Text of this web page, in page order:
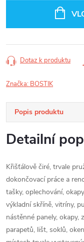
Dotaz k produktu
Značka: BOSTIK
Popis produktu
Detailní
Křišťálově čiré, trvale
dokončovací práce a
tašky, oplechování,
výkladní skříně, vitríny,
nástěnné panely, okapy,
parapetů, lišt, soklů,